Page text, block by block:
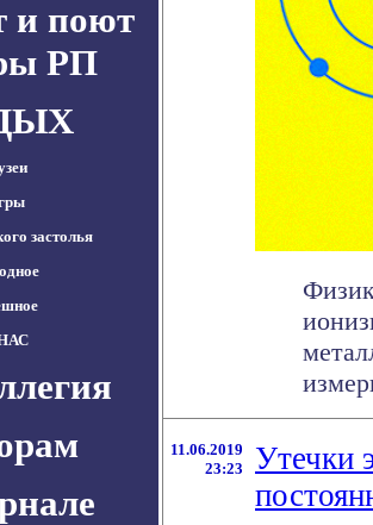
и поют
РП
застолья
11.06.2019
23:23
Утечки